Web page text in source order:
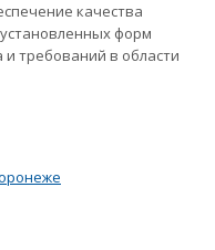
качества
форм
требований в области